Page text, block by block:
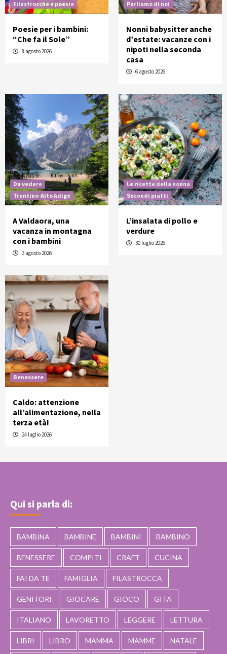
Filastrocche e poesie
Poesie per i bambini:
“Che fa il Sole”
8 agosto 2026
Parliamo di noi
Nonni babysitter anche
d’estate: vacanze con i
nipoti nella seconda
casa
6 agosto 2026
Da vedere
Trentino-Alto Adige
A Valdaora, una
vacanza in montagna
con i bambini
3 agosto 2026
Le ricette della nonna
Secondi piatti
L’insalata di pollo e
verdure
30 luglio 2026
Benessere
Caldo: attenzione
all’alimentazione, nella
terza età!
24 luglio 2026
Qui si parla di:
BAMBINA BAMBINE BAMBINI BAMBINO
BENESSERE COMPITI CRAFT CUCINA
FAI DA TE FAMIGLIA FILASTROCCA
GENITORI GIOCARE GIOCO GITA
ITALIANO LAVORETTO LEGGERE LETTURA
LIBRI LIBRO MAMMA MAMME NATALE